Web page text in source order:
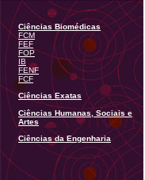
Ciências Biomédicas
FCM
FEF
FOP
IB
FENF
FCF
Ciências Exatas
Ciências Humanas, Sociais e
Artes
Ciências da Engenharia